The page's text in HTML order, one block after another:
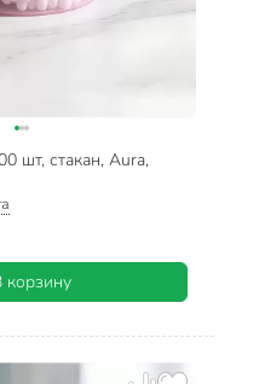
шт, стакан, Aura,
корзину